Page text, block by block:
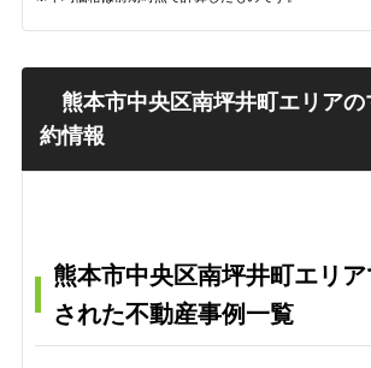
熊本市中央区南坪井町エリアの
約情報
熊本市中央区南坪井町エリ
された不動産事例一覧